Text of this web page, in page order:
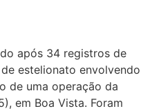
após 34 registros de
estelionato envolvendo
de uma operação da
em Boa Vista. Foram